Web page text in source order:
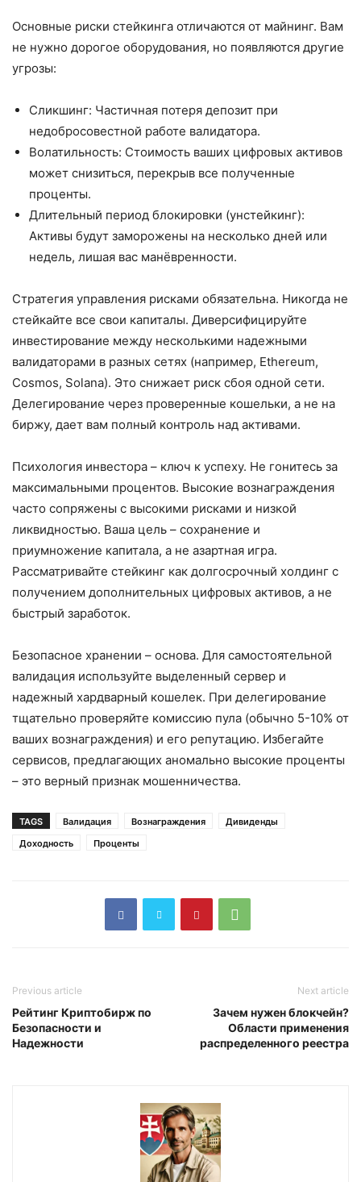
Основные риски стейкинга отличаются от майнинг. Вам
не нужно дорогое оборудования, но появляются другие
угрозы:
Сликшинг: Частичная потеря депозит при
недобросовестной работе валидатора.
Волатильность: Стоимость ваших цифровых активов
может снизиться, перекрыв все полученные
проценты.
Длительный период блокировки (унстейкинг):
Активы будут заморожены на несколько дней или
недель, лишая вас манёвренности.
Стратегия управления рисками обязательна. Никогда не
стейкайте все свои капиталы. Диверсифицируйте
инвестирование между несколькими надежными
валидаторами в разных сетях (например, Ethereum,
Cosmos, Solana). Это снижает риск сбоя одной сети.
Делегирование через проверенные кошельки, а не на
биржу, дает вам полный контроль над активами.
Психология инвестора – ключ к успеху. Не гонитесь за
максимальными процентов. Высокие вознаграждения
часто сопряжены с высокими рисками и низкой
ликвидностью. Ваша цель – сохранение и
приумножение капитала, а не азартная игра.
Рассматривайте стейкинг как долгосрочный холдинг с
получением дополнительных цифровых активов, а не
быстрый заработок.
Безопасное хранении – основа. Для самостоятельной
валидация используйте выделенный сервер и
надежный хардварный кошелек. При делегирование
тщательно проверяйте комиссию пула (обычно 5-10% от
ваших вознаграждения) и его репутацию. Избегайте
сервисов, предлагающих аномально высокие проценты
– это верный признак мошенничества.
TAGS Валидация Вознаграждения
Дивиденды
Доходность
Проценты
Previous article
Рейтинг Криптобирж по
Безопасности и
Надежности
Next article
Зачем нужен блокчейн?
Области применения
распределенного реестра